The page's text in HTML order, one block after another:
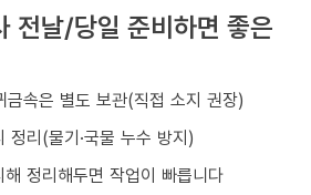
전날/당일 준비하면 좋은
금속은 별도 보관(직접 소지 권장)
정리(물기·국물 누수 방지)
정리해두면 작업이 빠릅니다